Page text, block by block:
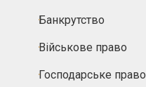
Банкрутство
Військове право
Господарське право